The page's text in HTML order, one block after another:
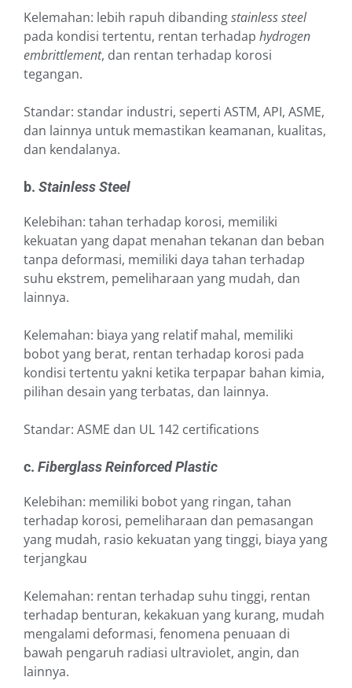
Kelemahan: lebih rapuh dibandingstainless steel
pada kondisi tertentu, rentan terhadap hydrogen
embrittlement, dan rentan terhadap korosi
tegangan.
Standar: standar industri, seperti ASTM, API, ASME,
dan lainnya untuk memastikan keamanan, kualitas,
dan kendalanya.
b. Stainless Steel
Kelebihan: tahan terhadap korosi, memiliki
kekuatan yang dapat menahan tekanan dan beban
tanpa deformasi, memiliki daya tahan terhadap
suhu ekstrem, pemeliharaan yang mudah, dan
lainnya.
Kelemahan: biaya yang relatif mahal, memiliki
bobot yang berat, rentan terhadap korosi pada
kondisi tertentu yakni ketika terpapar bahan kimia,
pilihan desain yang terbatas, dan lainnya.
Standar: ASME dan UL 142 certifications
c. Fiberglass Reinforced Plastic
Kelebihan: memiliki bobot yang ringan, tahan
terhadap korosi, pemeliharaan dan pemasangan
yang mudah, rasio kekuatan yang tinggi, biaya yang
terjangkau
Kelemahan: rentan terhadap suhu tinggi, rentan
terhadap benturan, kekakuan yang kurang, mudah
mengalami deformasi, fenomena penuaan di
bawah pengaruh radiasi ultraviolet, angin, dan
lainnya.